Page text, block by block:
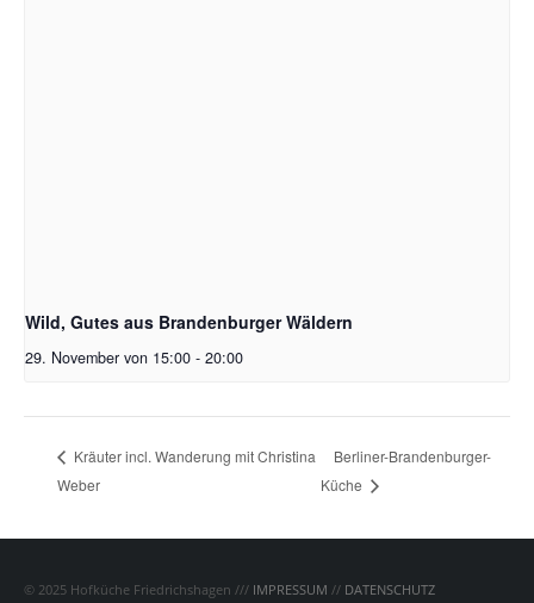
Wild, Gutes aus Brandenburger Wäldern
29. November von 15:00 - 20:00
Kräuter incl. Wanderung mit Christina
Weber
Berliner-Brandenburger-
Küche
© 2025 Hofküche Friedrichshagen /// IMPRESSUM // DATENSCHUTZ